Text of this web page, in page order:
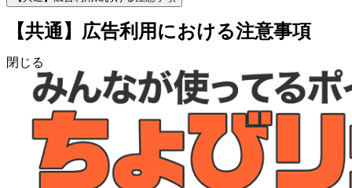
【共通】広告利用における注意事項
閉じる